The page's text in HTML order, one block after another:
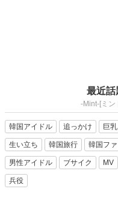
最近話
-Mint-[ミン
韓国アイドル 追っかけ 巨乳
生い立ち 韓国旅行 韓国フ
男性アイドル ブサイク MV
兵役